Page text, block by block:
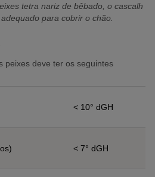
tetra nariz de bêbado, o cascalh
para cobrir o chão.
peixes deve ter os seguintes
< 10° dGH
< 7° dGH